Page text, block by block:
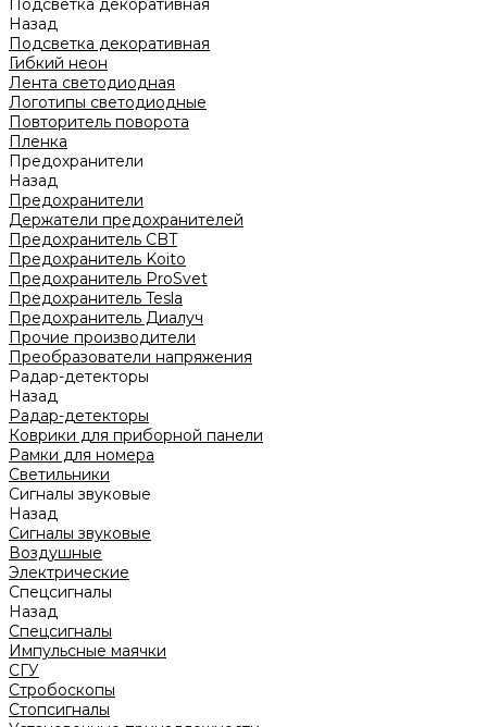
Подсветка декоративная
Назад
Подсветка декоративная
Гибкий неон
Лента светодиодная
Логотипы светодиодные
Повторитель поворота
Пленка
Предохранители
Назад
Предохранители
Держатели предохранителей
Предохранитель CBT
Предохранитель Koito
Предохранитель ProSvet
Предохранитель Tesla
Предохранитель Диалуч
Прочие производители
Преобразователи напряжения
Радар-детекторы
Назад
Радар-детекторы
Коврики для приборной панели
Рамки для номера
Светильники
Сигналы звуковые
Назад
Сигналы звуковые
Воздушные
Электрические
Спецсигналы
Назад
Спецсигналы
Импульсные маячки
СГУ
Стробоскопы
Стопсигналы